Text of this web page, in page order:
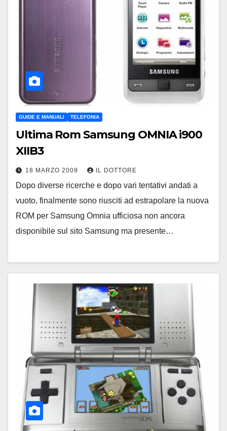
GUIDE E MANUALI TELEFONIA
Ultima Rom Samsung OMNIA i900
XIIB3
18 MARZO 2009 IL DOTTORE
Dopo diverse ricerche e dopo vari tentativi andati a
vuoto, finalmente sono riusciti ad estrapolare la nuova
ROM per Samsung Omnia ufficiosa non ancora
disponibile sul sito Samsung ma presente…